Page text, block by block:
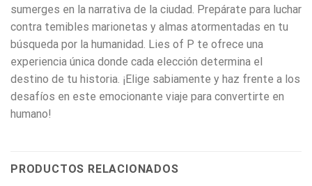
sumerges en la narrativa de la ciudad. Prepárate para luchar
contra temibles marionetas y almas atormentadas en tu
búsqueda por la humanidad. Lies of P te ofrece una
experiencia única donde cada elección determina el
destino de tu historia. ¡Elige sabiamente y haz frente a los
desafíos en este emocionante viaje para convertirte en
humano!
PRODUCTOS RELACIONADOS